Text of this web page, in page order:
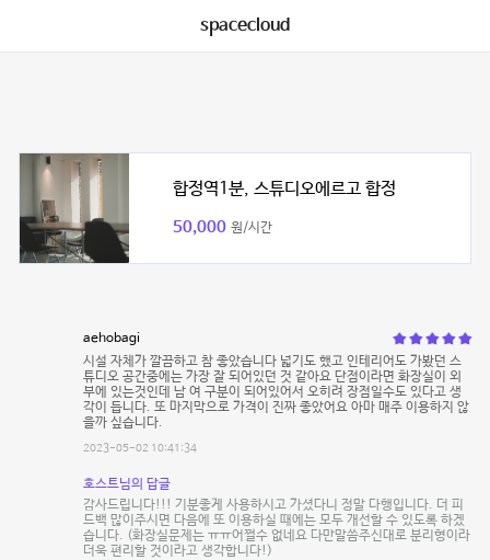
spacecloud
합정역1분, 스튜디오에르고 합정
50,000 원/시간
aehobagi
시설 자체가 깔끔하고 참 좋았습니다 넓기도 했고 인테리어도 가봤던 스
튜디오 공간중에는 가장 잘 되어있던 것 같아요 단점이라면 화장실이 외
부에 있는것인데 남 여 구분이 되어있어서 오히려 장점일수도 있다고 생
각이 듭니다. 또 마지막으로 가격이 진짜 좋았어요 아마 매주 이용하지 않
을까 싶습니다.
2023-05-02 10:41:34
호스트님의 답글
감사드립니다!!! 기분좋게 사용하시고 가셨다니 정말 다행입니다. 더 피
드백 많이주시면 다음에 또 이용하실 때에는 모두 개선할 수 있도록 하겠
습니다. (화장실문제는 ㅠㅠ어쩔수 없네요 다만말씀주신대로 분리형이라
더욱 편리할 것이라고 생각합니다!)